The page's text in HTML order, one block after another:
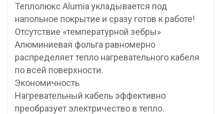
Теплолюкс Alumia укладывается под
напольное покрытие и сразу готов к работе!
Отсутствие «температурной зебры»
Алюминиевая фольга равномерно
распределяет тепло нагревательного кабеля
по всей поверхности.
Экономичность
Нагревательный кабель эффективно
преобразует электричество в тепло.